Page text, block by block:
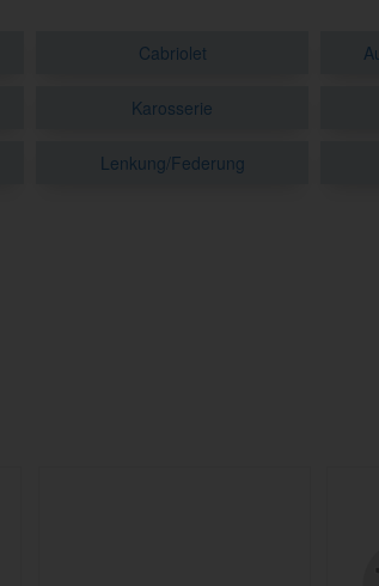
Cabriolet
Karosserie
Lenkung/Federung